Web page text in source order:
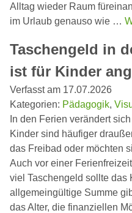
Alltag wieder Raum
im Urlaub genauso wie …
Taschengeld in
ist für Kinder
Verfasst am 17.07.2026
Kategorien: Pädagogik,
In den Ferien verändert
Kinder sind häufiger
das Freibad oder möchten
Auch vor einer
viel Taschengeld sollte das
allgemeingültige Summe
das Alter, die finanziellen